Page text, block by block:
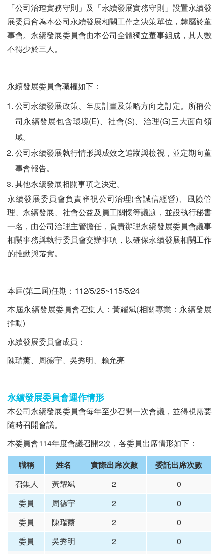
「公司治理實務守則」及「永續發展實務守則」設置永續發
展委員會為本公司永續發展相關工作之決策單位，隸屬於董
事會。永續發展委員會由本公司全體獨立董事組成，其人數
不得少於三人。
永續發展委員會職權如下：
公司永續發展政策、年度計畫及策略方向之訂定。所稱公
司永續發展包含環境(E)、社會(S)、治理(G)三大面向領
域。
公司永續發展執行情形與成效之追蹤與檢視，並定期向董
事會報告。
其他永續發展相關事項之決定。
永續發展委員會負責審視公司治理(含誠信經營)、風險管
理、永續發展、社會公益及員工關懷等議題，並設執行秘書
一名，由公司治理主管擔任，負責辦理永續發展委員會議事
相關事務與執行委員會交辦事項，以確保永續發展相關工作
的推動與落實。
本屆(第二屆)任期：112/5/25~115/5/24
本屆永續發展委員會召集人：黃耀斌(相關專業：永續發展
推動)
永續發展委員會成員：
陳瑞薰、周德宇、吳秀明、賴允亮
永續發展委員會運作情形
本公司永續發展委員會每年至少召開一次會議，並得視需要
隨時召開會議。
本委員會114年度會議召開2次，各委員出席情形如下：
職稱
姓名 實際出席次數
委託出席次數
召集人
黃耀斌 2
0
委員
周德宇 2
0
委員
陳瑞薰 2
0
委員
吳秀明 2
0